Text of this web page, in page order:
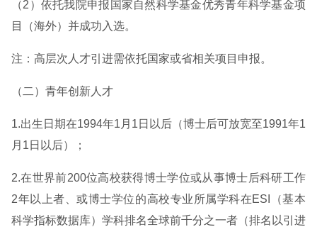
（2）依托我院申报国家自然科学基金优秀青年科学基金项
目（海外）并成功入选。
注：高层次人才引进需依托国家或省相关项目申报。
（二）青年创新人才
1.出生日期在1994年1月1日以后（博士后可放宽至1991年1
月1日以后）；
2.在世界前200位高校获得博士学位或从事博士后科研工作
2年以上者、或博士学位的高校专业所属学科在ESI（基本
科学指标数据库）学科排名全球前千分之一者（排名以引进